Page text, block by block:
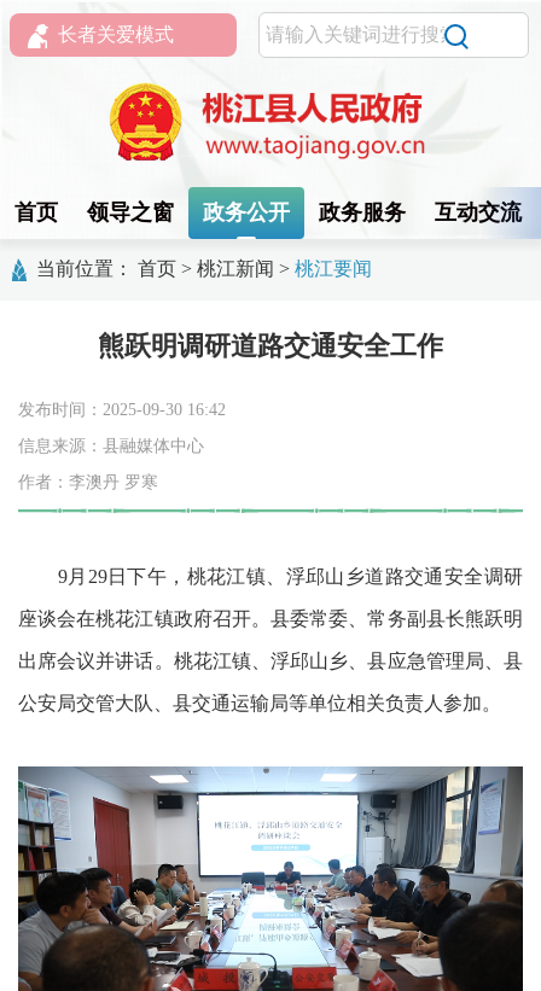
长者关爱模式
首页 领导之窗 政务公开 政务服务 互动交流
当前位置： 首页 > 桃江新闻 > 桃江要闻
熊跃明调研道路交通安全工作
发布时间：2025-09-30 16:42
信息来源：县融媒体中心
作者：李澳丹 罗寒
9月29日下午，桃花江镇、浮邱山乡道路交通安全调研
座谈会在桃花江镇政府召开。县委常委、常务副县长熊跃明
出席会议并讲话。桃花江镇、浮邱山乡、县应急管理局、县
公安局交管大队、县交通运输局等单位相关负责人参加。